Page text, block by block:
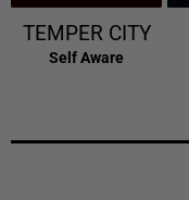
TEMPER CITY
Self Aware